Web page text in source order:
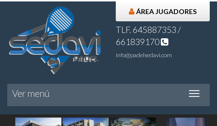
ÁREA JUGADORES
TLF. 645887353 /
661839170
info@padelsedavi.com
Ver
Ver menú